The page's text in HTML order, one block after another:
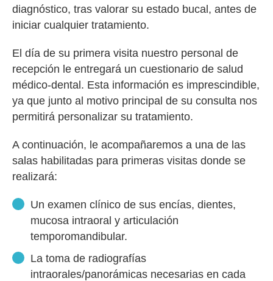
diagnóstico, tras valorar su estado bucal, antes de
iniciar cualquier tratamiento.
El día de su primera visita nuestro personal de
recepción le entregará un cuestionario de salud
médico-dental. Esta información es imprescindible,
ya que junto al motivo principal de su consulta nos
permitirá personalizar su tratamiento.
A continuación, le acompañaremos a una de las
salas habilitadas para primeras visitas donde se
realizará:
Un examen clínico de sus encías, dientes,
mucosa intraoral y articulación
temporomandibular.
La toma de radiografías
intraorales/panorámicas necesarias en cada